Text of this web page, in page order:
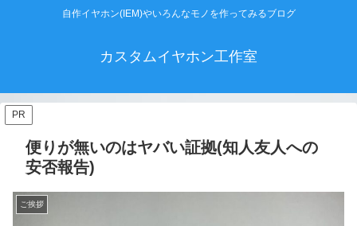
自作イヤホン(IEM)やいろんなモノを作ってみるブログ
カスタムイヤホン工作室
PR
便りが無いのはヤバい証拠(知人友人への
安否報告)
ご挨拶